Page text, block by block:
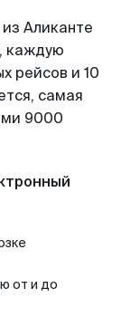
Аликанте
каждую
рейсов и 10
самая
9000
от и до